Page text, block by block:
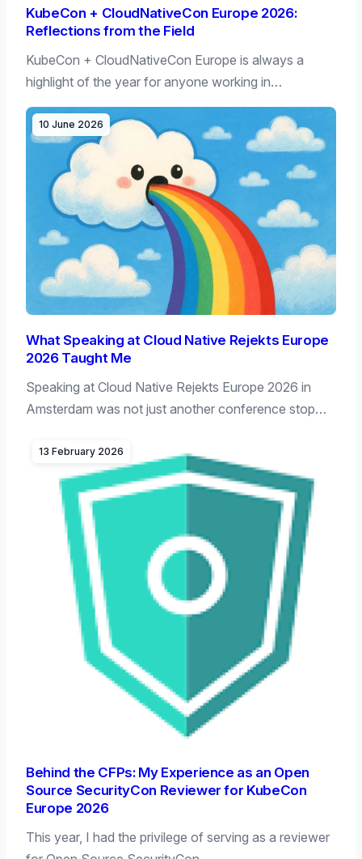
KubeCon + CloudNativeCon Europe 2026:
Reflections from the Field
KubeCon + CloudNativeCon Europe is always a
highlight of the year for anyone working in…
10 June 2026
What Speaking at Cloud Native Rejekts Europe
2026 Taught Me
Speaking at Cloud Native Rejekts Europe 2026 in
Amsterdam was not just another conference stop…
13 February 2026
Behind the CFPs: My Experience as an Open
Source SecurityCon Reviewer for KubeCon
Europe 2026
This year, I had the privilege of serving as a reviewer